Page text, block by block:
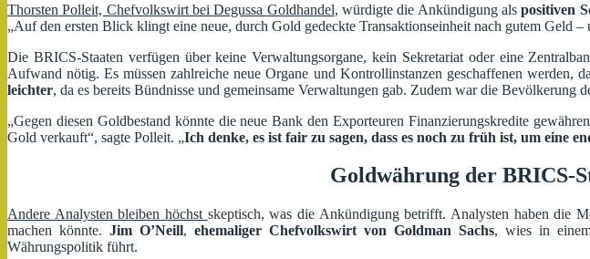
Thorsten Polleit, Chefvolkswirt bei Degussa Goldhandel, würdigte die Ankündigung alspositiven
„Auf den ersten Blick klingt eine neue, durch Gold gedeckte Transaktionseinheit nach gutem Geld
Die BRICS-Staaten verfügen über keine Verwaltungsorgane, kein Sekretariat oder eine
Aufwand nötig. Es müssen zahlreiche neue Organe und Kontrollinstanzen geschaffenen
leichter, da es bereits Bündnisse und gemeinsame Verwaltungen gab. Zudem war die Bevölkerung
„Gegen diesen Goldbestand könnte die neue Bank den Exporteuren Finanzierungskredite
Gold verkauft“, sagte Polleit. „Ich denke, es ist fair zu sagen, dass es noch zu früh ist, um eine
Goldwährung der BRICS-
Andere Analysten bleiben höchst skeptisch, was die Ankündigung betrifft. Analysten haben die
machen könnte. Jim O’Neill,ehemaliger Chefvolkswirt von Goldman Sachs, wies in
Währungspolitik führt.